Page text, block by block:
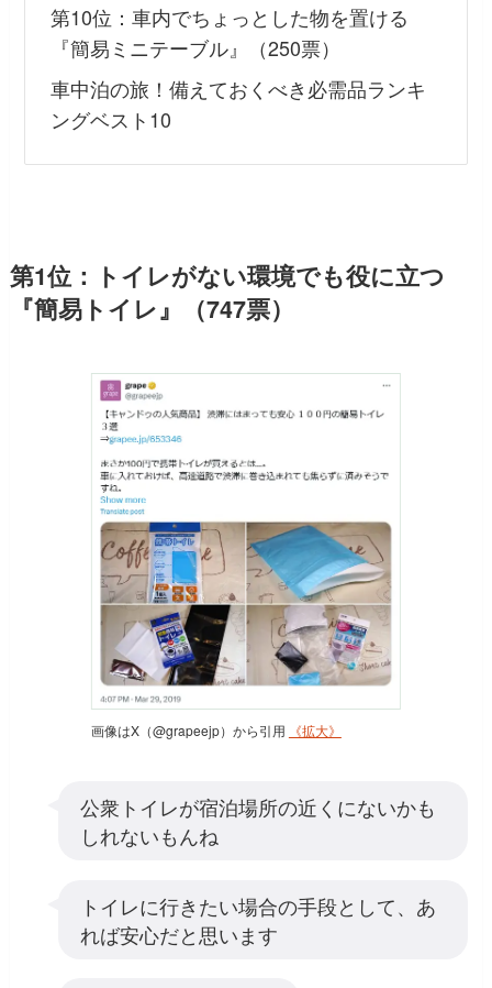
第10位：車内でちょっとした物を置ける
『簡易ミニテーブル』（250票）
車中泊の旅！備えておくべき必需品ランキ
ングベスト10
第1位：トイレがない環境でも役に立つ
『簡易トイレ』（747票）
画像はX（@grapeejp）から引用 《拡大》
公衆トイレが宿泊場所の近くにないかも
しれないもんね
トイレに行きたい場合の手段として、あ
れば安心だと思います